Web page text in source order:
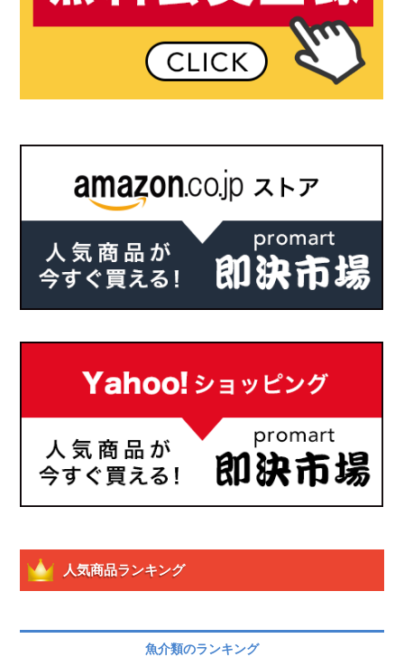
人気商品ランキング
魚介類のランキング